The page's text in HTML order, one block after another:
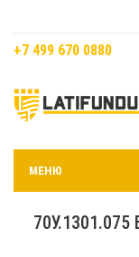
+7 499 670 0880
МЕНЮ